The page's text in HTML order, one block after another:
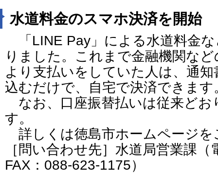
水道料金のスマホ決済を開始
「LINE Pay」による水道料金
りました。これまで金融機関な
より支払いをしていた人は、通
込むだけで、自宅で決済できます
なお、口座振替払いは従来どお
す。
詳しくは徳島市ホームページを
［問い合わせ先］水道局営業課
FAX：088-623-1175）